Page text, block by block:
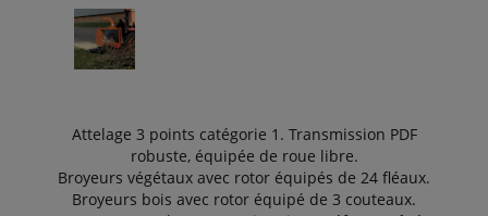
Attelage 3 points catégorie 1. Transmission PDF
robuste, équipée de roue libre.
Broyeurs végétaux avec rotor équipés de 24 fléaux.
Broyeurs bois avec rotor équipé de 3 couteaux.